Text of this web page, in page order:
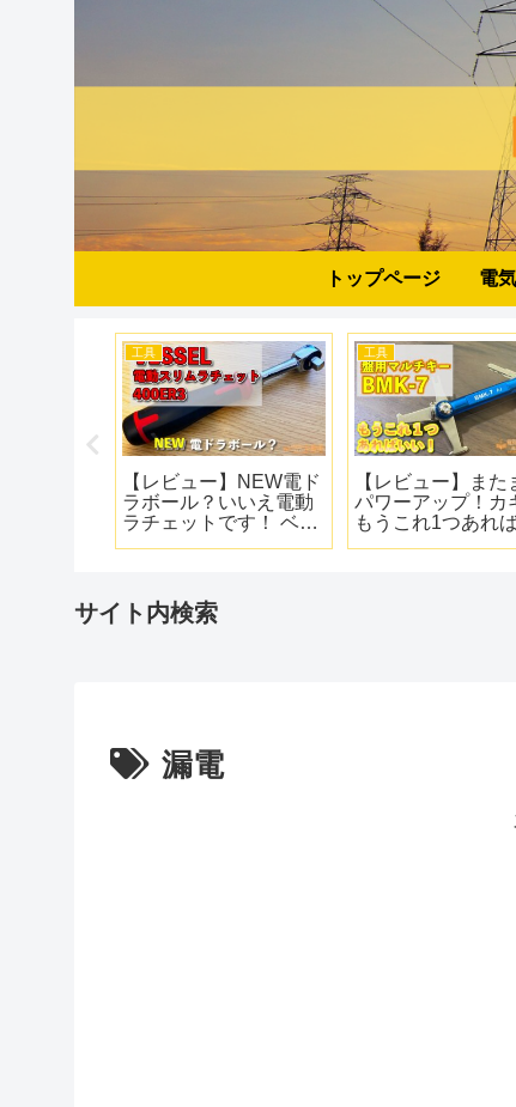
トップページ 電
工具
【レビュー】簡単にト
ルク管理！ANEXの電
気工事用トルクアダプ
工具
【レビュー】ハイコ
キのハイエンドモデ
のインパクトドライ
サイト内検索
漏電